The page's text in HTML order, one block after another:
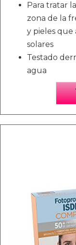
Para tratar
zona de la
y pieles
solares
Testado
agua